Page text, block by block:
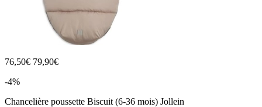
76,50€ 79,90€
-4%
Chancelière poussette Biscuit (6-36 mois) Jollein